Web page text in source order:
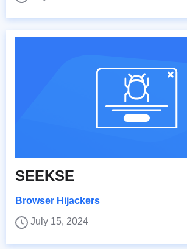
SEEKSE
Browser Hijackers
July 15, 2024